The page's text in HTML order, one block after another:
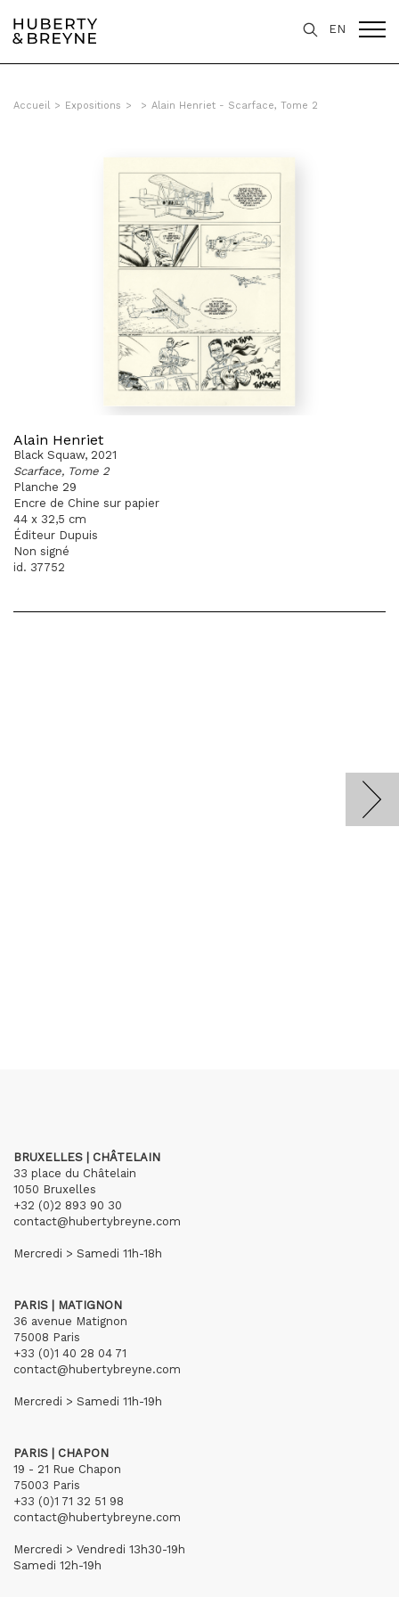
EN
Accueil > Expositions > > Alain Henriet - Scarface, Tome 2
Alain Henriet
Black Squaw, 2021
Scarface, Tome 2
Planche 29
Encre de Chine sur papier
44 x 32,5 cm
Éditeur Dupuis
Non signé
id. 37752
BRUXELLES | CHÂTELAIN
33 place du Châtelain
1050 Bruxelles
+32 (0)2 893 90 30
contact@hubertybreyne.com
Mercredi > Samedi 11h-18h
PARIS | MATIGNON
36 avenue Matignon
75008 Paris
+33 (0)1 40 28 04 71
contact@hubertybreyne.com
Mercredi > Samedi 11h-19h
PARIS | CHAPON
19 - 21 Rue Chapon
75003 Paris
+33 (0)1 71 32 51 98
contact@hubertybreyne.com
Mercredi > Vendredi 13h30-19h
Samedi 12h-19h